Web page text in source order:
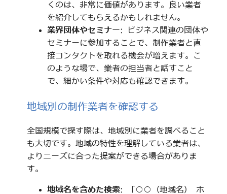
くのは、非常に価値があります。良い業者
を紹介してもらえるかもしれません。
業界団体やセミナー: ビジネス関連の団体や
セミナーに参加することで、制作業者と直
接コンタクトを取れる機会が増えます。こ
のような場で、業者の担当者と話すこと
で、細かい条件や対応も確認できます。
地域別の制作業者を確認する
全国規模で探す際は、地域別に業者を調べること
も大切です。地域の特性を理解している業者は、
よりニーズに合った提案ができる場合がありま
す。
地域名を含めた検索: 「○○（地域名） ホ